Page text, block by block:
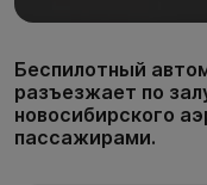
Беспилотный
разъезжает по
новосибирского
пассажирами.